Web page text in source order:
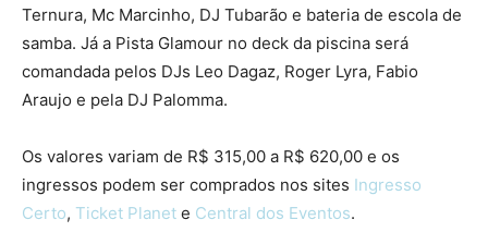
Ternura, Mc Marcinho, DJ Tubarão e bateria de escola de
samba. Já a Pista Glamour no deck da piscina será
comandada pelos DJs Leo Dagaz, Roger Lyra, Fabio
Araujo e pela DJ Palomma.
Os valores variam de R$ 315,00 a R$ 620,00 e os
ingressos podem ser comprados nos sites Ingresso
Certo, Ticket Planet e Central dos Eventos.